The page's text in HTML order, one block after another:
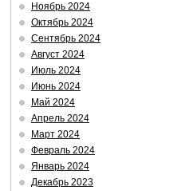
Ноябрь 2024
Октябрь 2024
Сентябрь 2024
Август 2024
Июль 2024
Июнь 2024
Май 2024
Апрель 2024
Март 2024
Февраль 2024
Январь 2024
Декабрь 2023